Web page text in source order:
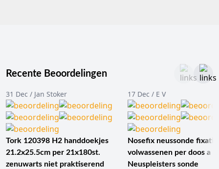
Recente Beoordelingen
31 Dec / Jan Stoker
Tork 120398 H2 handdoekjes
21.2x25.5cm per 21x180st.
zenuwarts niet praktiserend
17 Dec / E V
Nosefix neussonde
volwassenen per doos a
Neuspleisters sonde